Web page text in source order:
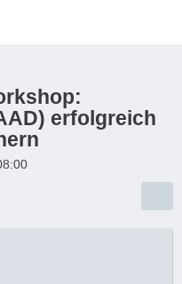
erfolgreich